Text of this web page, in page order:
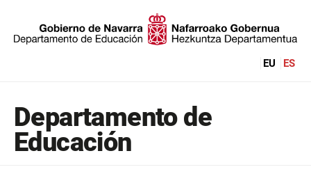
EU ES
Departamento de
Educación